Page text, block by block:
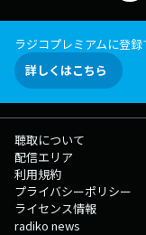
ラジコプレミアムに登
詳しくはこちら
聴取について
配信エリア
利用規約
プライバシーポリシー
ライセンス情報
radiko news